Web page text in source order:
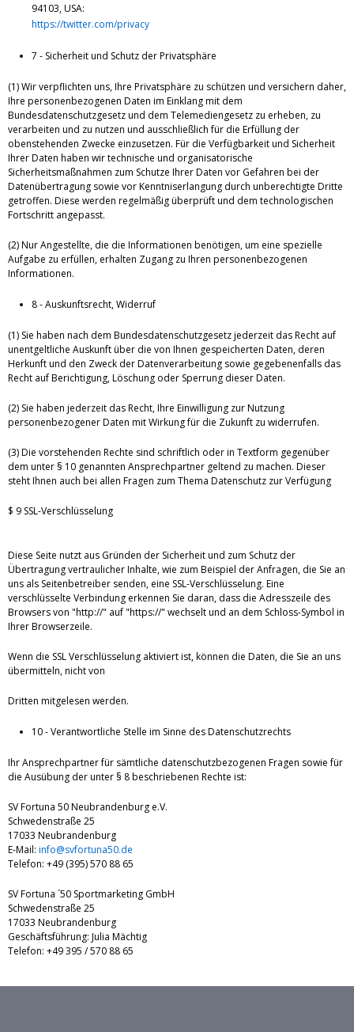
94103, USA:
https://twitter.com/privacy
7 - Sicherheit und Schutz der Privatsphäre
(1) Wir verpflichten uns, Ihre Privatsphäre zu schützen und versichern daher,
Ihre personenbezogenen Daten im Einklang mit dem
Bundesdatenschutzgesetz und dem Telemediengesetz zu erheben, zu
verarbeiten und zu nutzen und ausschließlich für die Erfüllung der
obenstehenden Zwecke einzusetzen. Für die Verfügbarkeit und Sicherheit
Ihrer Daten haben wir technische und organisatorische
Sicherheitsmaßnahmen zum Schutze Ihrer Daten vor Gefahren bei der
Datenübertragung sowie vor Kenntniserlangung durch unberechtigte Dritte
getroffen. Diese werden regelmäßig überprüft und dem technologischen
Fortschritt angepasst.
(2) Nur Angestellte, die die Informationen benötigen, um eine spezielle
Aufgabe zu erfüllen, erhalten Zugang zu Ihren personenbezogenen
Informationen.
8 - Auskunftsrecht, Widerruf
(1) Sie haben nach dem Bundesdatenschutzgesetz jederzeit das Recht auf
unentgeltliche Auskunft über die von Ihnen gespeicherten Daten, deren
Herkunft und den Zweck der Datenverarbeitung sowie gegebenenfalls das
Recht auf Berichtigung, Löschung oder Sperrung dieser Daten.
(2) Sie haben jederzeit das Recht, Ihre Einwilligung zur Nutzung
personenbezogener Daten mit Wirkung für die Zukunft zu widerrufen.
(3) Die vorstehenden Rechte sind schriftlich oder in Textform gegenüber
dem unter § 10 genannten Ansprechpartner geltend zu machen. Dieser
steht Ihnen auch bei allen Fragen zum Thema Datenschutz zur Verfügung
$ 9 SSL-Verschlüsselung
Diese Seite nutzt aus Gründen der Sicherheit und zum Schutz der
Übertragung vertraulicher Inhalte, wie zum Beispiel der Anfragen, die Sie an
uns als Seitenbetreiber senden, eine SSL-Verschlüsselung. Eine
verschlüsselte Verbindung erkennen Sie daran, dass die Adresszeile des
Browsers von "http://" auf "https://" wechselt und an dem Schloss-Symbol in
Ihrer Browserzeile.
Wenn die SSL Verschlüsselung aktiviert ist, können die Daten, die Sie an uns
übermitteln, nicht von
Dritten mitgelesen werden.
10 - Verantwortliche Stelle im Sinne des Datenschutzrechts
Ihr Ansprechpartner für sämtliche datenschutzbezogenen Fragen sowie für
die Ausübung der unter § 8 beschriebenen Rechte ist:
SV Fortuna 50 Neubrandenburg e.V.
Schwedenstraße 25
17033 Neubrandenburg
E-Mail: info@svfortuna50.de
Telefon: +49 (395) 570 88 65
SV Fortuna ´50 Sportmarketing GmbH
Schwedenstraße 25
17033 Neubrandenburg
Geschäftsführung: Julia Mächtig
Telefon: +49 395 / 570 88 65